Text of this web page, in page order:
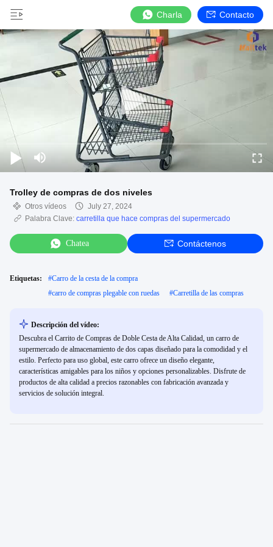
Charla Contacto
Trolley de compras de dos niveles
Otros vídeos
July 27, 2024
Palabra Clave: carretilla que hace compras del supermercado
Chatea Contáctenos
Etiquetas: #Carro de la cesta de la compra
#carro de compras plegable con ruedas #Carretilla de las compras
Descripción del vídeo:
Descubra el Carrito de Compras de Doble Cesta de Alta Calidad, un carro de
supermercado de almacenamiento de dos capas diseñado para la comodidad y el
estilo. Perfecto para uso global, este carro ofrece un diseño elegante,
características amigables para los niños y opciones personalizables. Disfrute de
productos de alta calidad a precios razonables con fabricación avanzada y
servicios de solución integral.